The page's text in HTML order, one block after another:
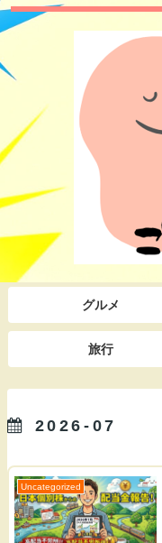
グルメ
旅行
2026-07
Uncategorized